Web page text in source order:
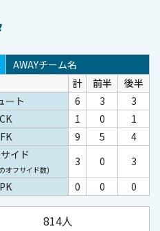
AWAYチーム名
計 前半
後半
ート 6 3
3
CK 1 0
1
FK 9 5
4
イド
オフサイド数)
3 0
3
PK 0 0 0
814人